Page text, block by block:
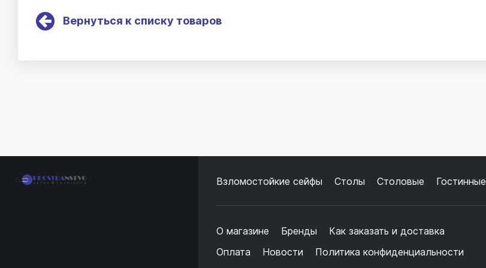
Вернуться к списку товаров
Взломостойкие сейфы Столы Столовые Гостинные
О магазине Бренды
Как заказать и доставка
Оплата
Новости
Политика конфиденциальности